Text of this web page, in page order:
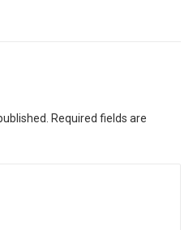
Required fields are